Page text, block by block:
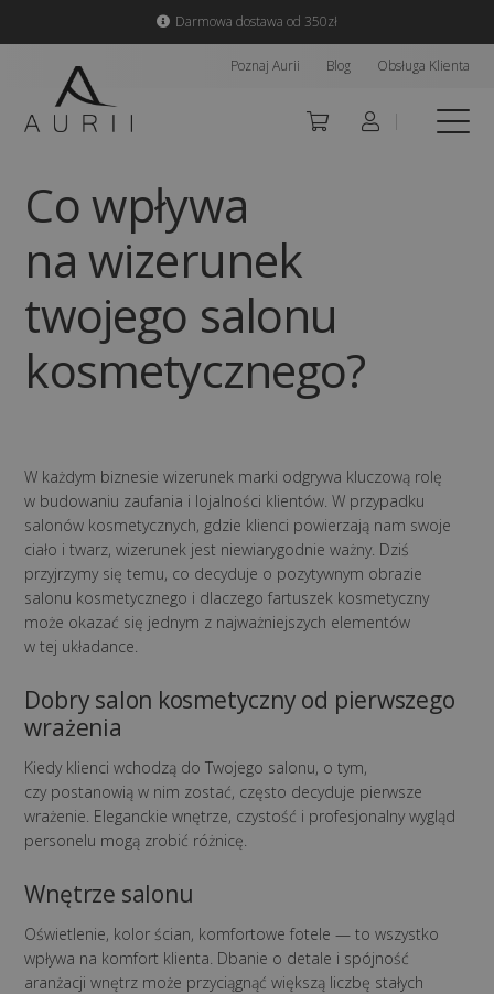
Darmowa dostawa od 350zł
Poznaj Aurii Blog Obsługa Klienta
Co wpływa
na wizerunek
twojego salonu
kosmetycznego?
W każdym biznesie wizerunek marki odgrywa kluczową rolę
w budowaniu zaufania i lojalności klientów. W przypadku
salonów kosmetycznych, gdzie klienci powierzają nam swoje
ciało i twarz, wizerunek jest niewiarygodnie ważny. Dziś
przyjrzymy się temu, co decyduje o pozytywnym obrazie
salonu kosmetycznego i dlaczego fartuszek kosmetyczny
może okazać się jednym z najważniejszych elementów
w tej układance.
Dobry salon kosmetyczny od pierwszego
wrażenia
Kiedy klienci wchodzą do Twojego salonu, o tym,
czy postanowią w nim zostać, często decyduje pierwsze
wrażenie. Eleganckie wnętrze, czystość i profesjonalny wygląd
personelu mogą zrobić różnicę.
Wnętrze salonu
Oświetlenie, kolor ścian, komfortowe fotele — to wszystko
wpływa na komfort klienta. Dbanie o detale i spójność
aranżacji wnętrz może przyciągnąć większą liczbę stałych